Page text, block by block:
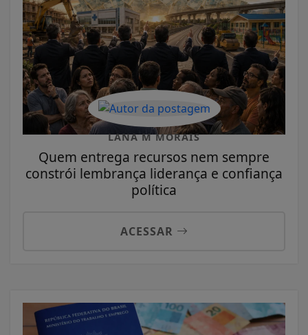
LANA M MORAIS
Quem entrega recursos nem sempre
constrói lembrança liderança e confiança
política
ACESSAR